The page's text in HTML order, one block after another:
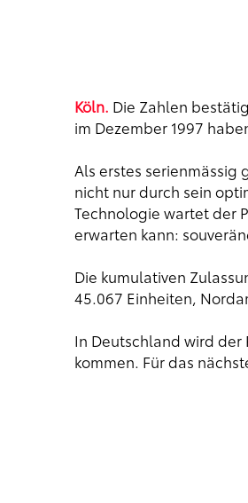
Köln. Die Zahlen
im Dezember 1997
Als erstes
nicht nur durch sein
Technologie wartet der
erwarten kann:
Die kumulativen
45.067 Einheiten,
In Deutschland wird der
kommen. Für das